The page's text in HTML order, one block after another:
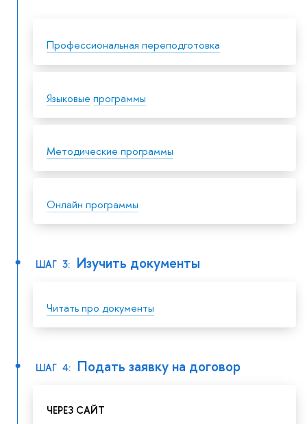
Профессиональная переподготовка
Языковые программы
Методические программы
Онлайн программы
ШАГ 3:Изучить документы
Читать про документы
ШАГ 4:Подать заявку на договор
ЧЕРЕЗ САЙТ